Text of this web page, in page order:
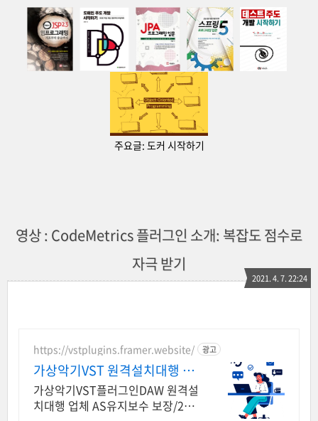
주요글: 도커 시작하기
영상 : CodeMetrics 플러그인 소개: 복잡도 점수로
자극 받기
2021. 4. 7. 22:24
https://vstplugins.framer.website/ 광고
가상악기VST 원격설치대행 가
상악기플러그인 원격설치대행
가상악기VST플러그인DAW 원격설
치대행 업체 AS유지보수 보장/24